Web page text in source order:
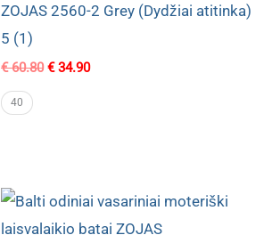
ZOJAS 2560-2 Grey (Dydžiai atitinka)
5 (1)
€60.80 Original
€34.90Current
40